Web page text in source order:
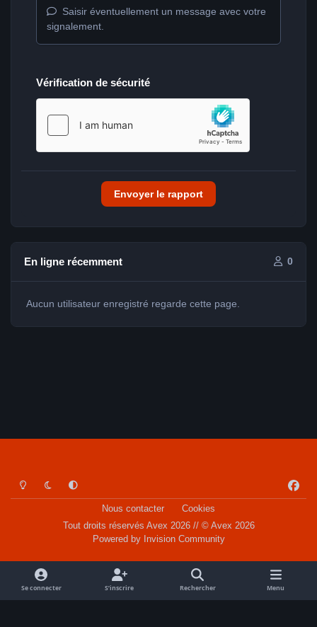
Saisir éventuellement un message avec votre
signalement.
Vérification de sécurité
Envoyer le rapport
En ligne récemment 0
Aucun utilisateur enregistré regarde cette page.
Light ModeDark ModeSystem Preference
a
o
k
Nous contacter
Cookies
Tout droits réservés Avex 2026 // © Avex 2026
Powered by Invision Community
Se connecter S’inscrire Rechercher Menu